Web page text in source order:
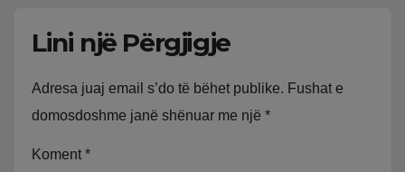
Lini një Përgjigje
Adresa juaj email s’do të bëhet publike. Fushat e
domosdoshme janë shënuar me një *
Koment *